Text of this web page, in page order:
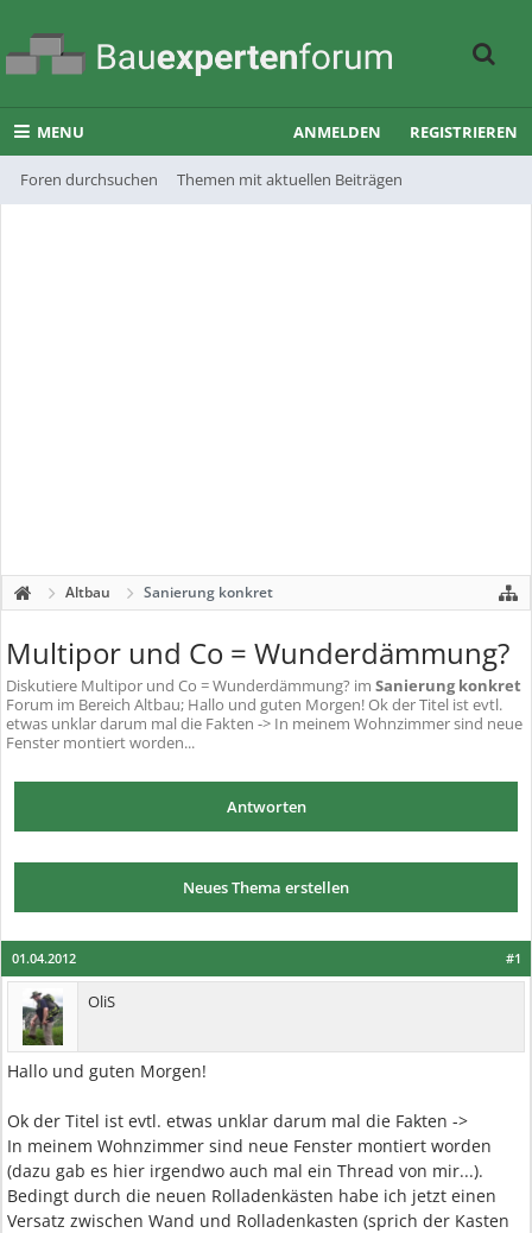
MENU
Foren durchsuchen Themen mit aktuellen Beiträgen
ANMELDEN REGISTRIEREN
Altbau Sanierung konkret
Multipor und Co = Wunderdämmung?
Diskutiere Multipor und Co = Wunderdämmung? im Sanierung konkret
Forum im Bereich Altbau; Hallo und guten Morgen! Ok der Titel ist evtl.
etwas unklar darum mal die Fakten -> In meinem Wohnzimmer sind neue
Fenster montiert worden...
Antworten
Neues Thema erstellen
#1
01.04.2012
OliS
Hallo und guten Morgen!
Ok der Titel ist evtl. etwas unklar darum mal die Fakten ->
In meinem Wohnzimmer sind neue Fenster montiert worden
(dazu gab es hier irgendwo auch mal ein Thread von mir...).
Bedingt durch die neuen Rolladenkästen habe ich jetzt einen
Versatz zwischen Wand und Rolladenkasten (sprich der Kasten